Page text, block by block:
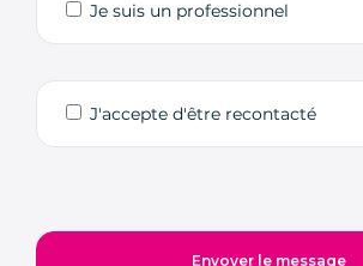
Je suis un professionnel
J'accepte d'être recontacté